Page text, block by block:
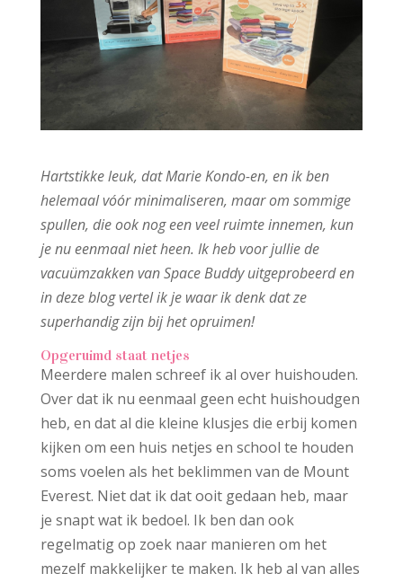
Hartstikke leuk, dat Marie Kondo-en, en ik ben
helemaal vóór minimaliseren, maar om sommige
spullen, die ook nog een veel ruimte innemen, kun
je nu eenmaal niet heen. Ik heb voor jullie de
vacuümzakken van Space Buddy uitgeprobeerd en
in deze blog vertel ik je waar ik denk dat ze
superhandig zijn bij het opruimen!
Opgeruimd staat netjes
Meerdere malen schreef ik al over huishouden.
Over dat ik nu eenmaal geen echt huishoudgen
heb, en dat al die kleine klusjes die erbij komen
kijken om een huis netjes en school te houden
soms voelen als het beklimmen van de Mount
Everest. Niet dat ik dat ooit gedaan heb, maar
je snapt wat ik bedoel. Ik ben dan ook
regelmatig op zoek naar manieren om het
mezelf makkelijker te maken. Ik heb al van alles